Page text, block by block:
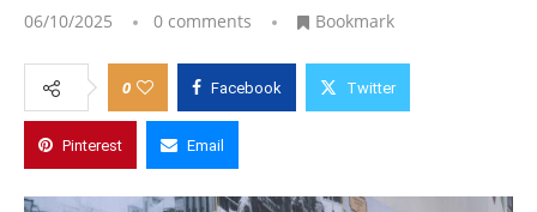
06/10/2025 0 comments Bookmark
0 Facebook Twitter
Pinterest Email